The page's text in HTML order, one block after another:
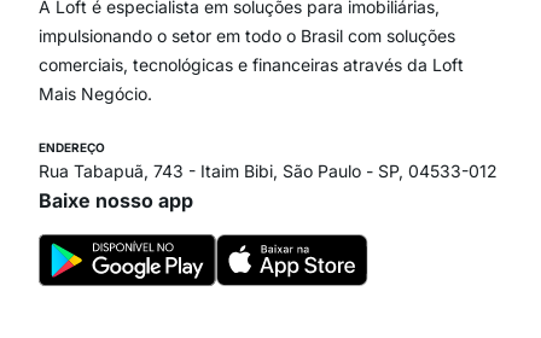
Paraíso
Itaim Bibi
A Loft é especialista em soluções para imobiliárias,
impulsionando o setor em todo o Brasil com soluções
comerciais, tecnológicas e financeiras através da Loft
Mais Negócio.
ENDEREÇO
Rua Tabapuã, 743 - Itaim Bibi, São Paulo - SP, 04533-012
Baixe nosso app